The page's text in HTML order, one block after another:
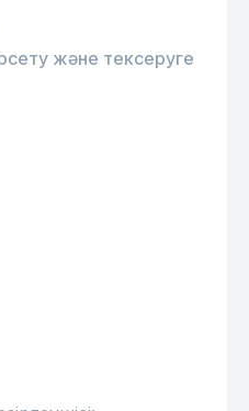
және тексеруге